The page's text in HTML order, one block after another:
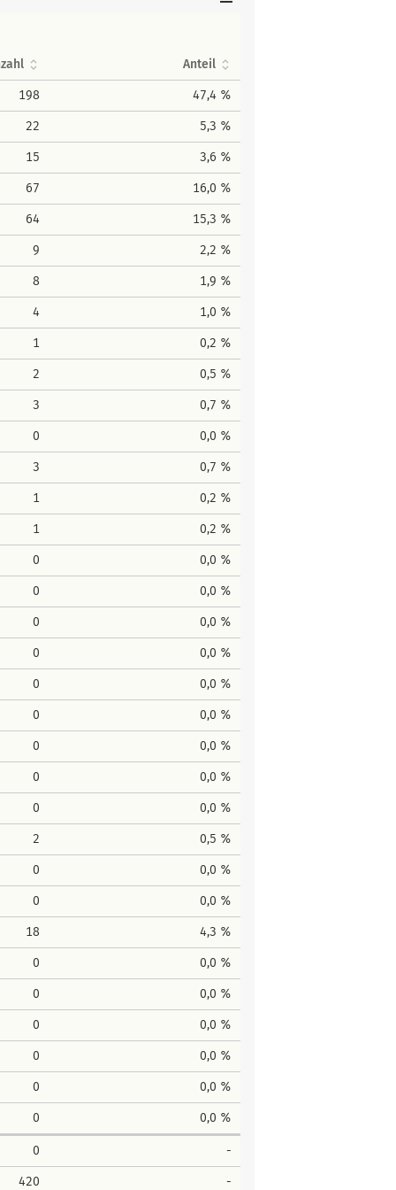
Anteil
198 47,4 %
22 5,3 %
15 3,6 %
67 16,0 %
64 15,3 %
9 2,2 %
8 1,9 %
4 1,0 %
1 0,2 %
2 0,5 %
3 0,7 %
0 0,0 %
3 0,7 %
1 0,2 %
1 0,2 %
0 0,0 %
0 0,0 %
0 0,0 %
0 0,0 %
0 0,0 %
0 0,0 %
0 0,0 %
0 0,0 %
0 0,0 %
2 0,5 %
0 0,0 %
0 0,0 %
18 4,3 %
0 0,0 %
0 0,0 %
0 0,0 %
0 0,0 %
0 0,0 %
0 0,0 %
0 -
420 -